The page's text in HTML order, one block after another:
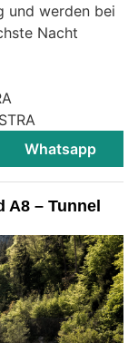
und werden bei
Nacht
Whatsapp
– Tunnel